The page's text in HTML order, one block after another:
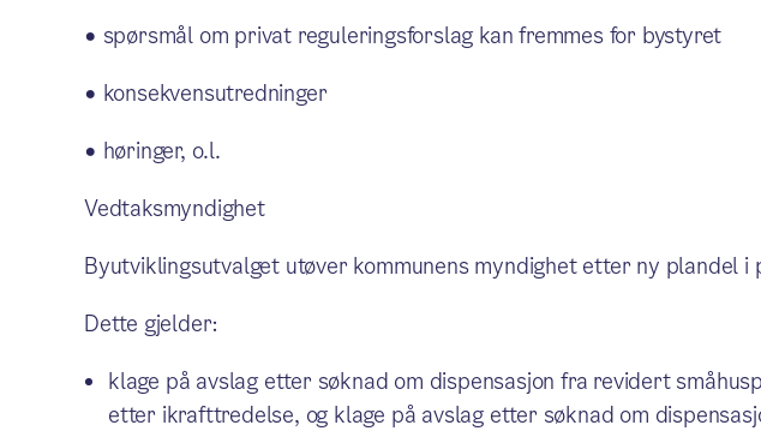
• spørsmål om privat reguleringsforslag kan fremmes for bystyret
• konsekvensutredninger
• høringer, o.l.
Vedtaksmyndighet
Byutviklingsutvalget utøver kommunens myndighet etter ny plandel i
Dette gjelder:
klage på avslag etter søknad om dispensasjon fra revidert
etter ikrafttredelse, og klage på avslag etter søknad om